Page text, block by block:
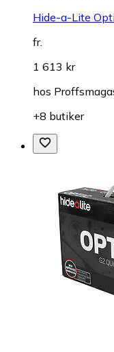
Hide-a-Lite
fr.
1 613 kr
hos
+8 butiker